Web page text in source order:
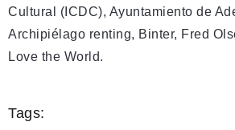
Cultural (ICDC), Ayuntamiento de
Archipiélago renting, Binter, Fred
Love the World.
Tags: